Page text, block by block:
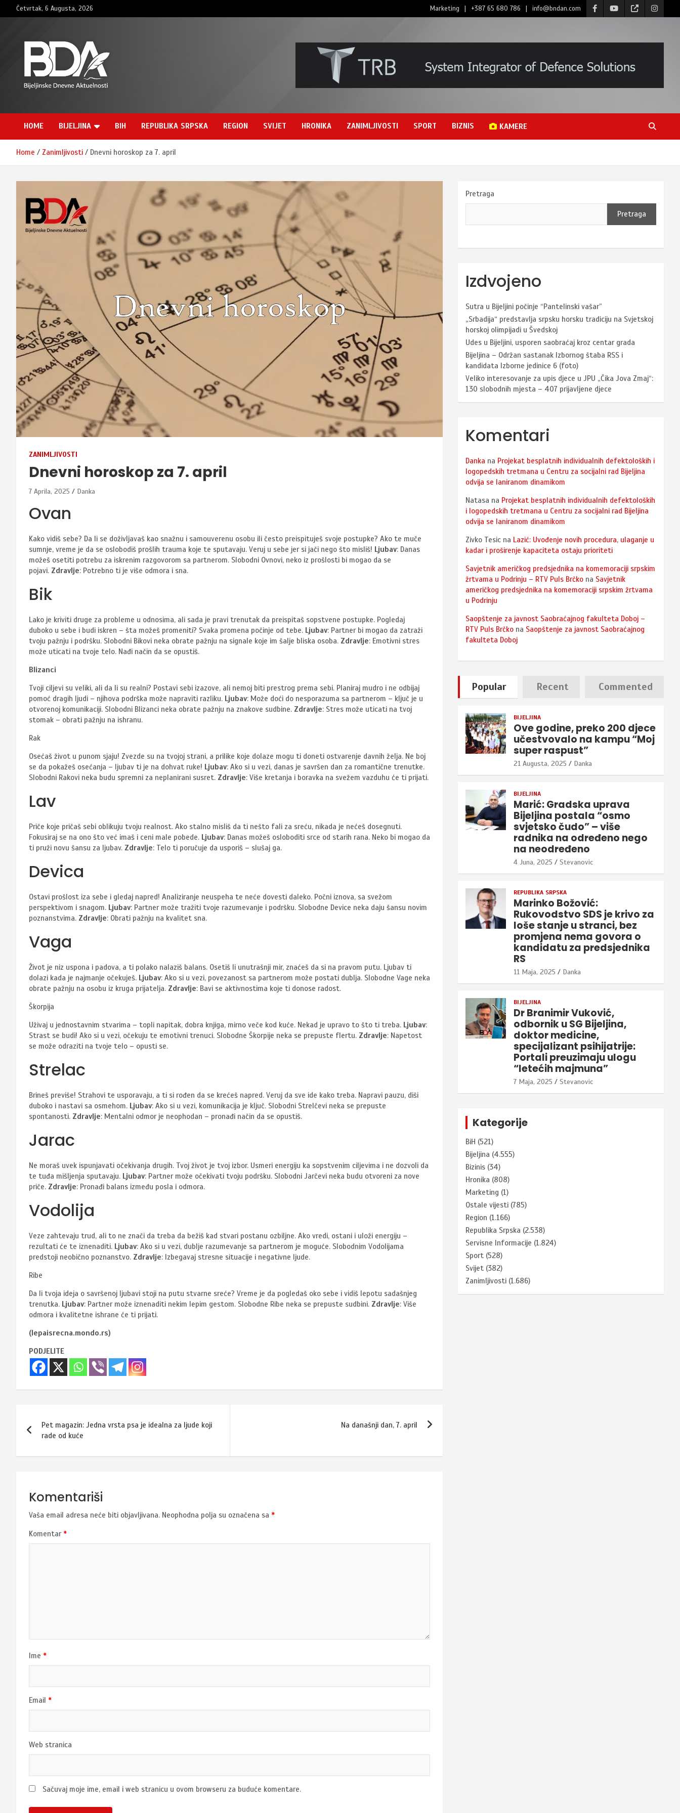
to
Četvrtak, 6 Augusta, 2026 Marketing +387 65 680 786 info@bndan.com
BNDAN.com
HOME BIJELJINA BIH REPUBLIKA SRPSKA REGION SVIJET HRONIKA ZANIMLJIVOSTI SPORT BIZNIS KAMERE
Home Zanimljivosti Dnevni horoskop za 7. april
ZANIMLJIVOSTI
Dnevni horoskop za 7. april
7 Aprila, 2025 Danka
Ovan
Kako vidiš sebe? Da li se doživljavaš kao snažnu i samouverenu osobu ili često preispituješ svoje postupke? Ako te muče
sumnje, vreme je da se oslobodiš prošlih trauma koje te sputavaju. Veruj u sebe jer si jači nego što misliš! Ljubav: Danas
možeš osetiti potrebu za iskrenim razgovorom sa partnerom. Slobodni Ovnovi, neko iz prošlosti bi mogao da se
pojavi. Zdravlje: Potrebno ti je više odmora i sna.
Bik
Lako je kriviti druge za probleme u odnosima, ali sada je pravi trenutak da preispitaš sopstvene postupke. Pogledaj
duboko u sebe i budi iskren – šta možeš promeniti? Svaka promena počinje od tebe. Ljubav: Partner bi mogao da zatraži
tvoju pažnju i podršku. Slobodni Bikovi neka obrate pažnju na signale koje im šalje bliska osoba. Zdravlje: Emotivni stres
može uticati na tvoje telo. Nađi način da se opustiš.
Blizanci
Tvoji ciljevi su veliki, ali da li su realni? Postavi sebi izazove, ali nemoj biti prestrog prema sebi. Planiraj mudro i ne odbijaj
pomoć dragih ljudi – njihova podrška može napraviti razliku. Ljubav: Može doći do nesporazuma sa partnerom – ključ je u
otvorenoj komunikaciji. Slobodni Blizanci neka obrate pažnju na znakove sudbine. Zdravlje: Stres može uticati na tvoj
stomak – obrati pažnju na ishranu.
Rak
Osećaš život u punom sjaju! Zvezde su na tvojoj strani, a prilike koje dolaze mogu ti doneti ostvarenje davnih želja. Ne boj
se da pokažeš osećanja – ljubav ti je na dohvat ruke! Ljubav: Ako si u vezi, danas je savršen dan za romantične trenutke.
Slobodni Rakovi neka budu spremni za neplanirani susret. Zdravlje: Više kretanja i boravka na svežem vazduhu će ti prijati.
Lav
Priče koje pričaš sebi oblikuju tvoju realnost. Ako stalno misliš da ti nešto fali za sreću, nikada je nećeš dosegnuti.
Fokusiraj se na ono što već imaš i ceni male pobede. Ljubav: Danas možeš osloboditi srce od starih rana. Neko bi mogao da
ti pruži novu šansu za ljubav. Zdravlje: Telo ti poručuje da usporiš – slušaj ga.
Devica
Ostavi prošlost iza sebe i gledaj napred! Analiziranje neuspeha te neće dovesti daleko. Počni iznova, sa svežom
perspektivom i snagom. Ljubav: Partner može tražiti tvoje razumevanje i podršku. Slobodne Device neka daju šansu novim
poznanstvima. Zdravlje: Obrati pažnju na kvalitet sna.
Vaga
Život je niz uspona i padova, a ti polako nalaziš balans. Osetiš li unutrašnji mir, znaćeš da si na pravom putu. Ljubav ti
dolazi kada je najmanje očekuješ. Ljubav: Ako si u vezi, povezanost sa partnerom može postati dublja. Slobodne Vage neka
obrate pažnju na osobu iz kruga prijatelja. Zdravlje: Bavi se aktivnostima koje ti donose radost.
Škorpija
Uživaj u jednostavnim stvarima – topli napitak, dobra knjiga, mirno veče kod kuće. Nekad je upravo to što ti treba. Ljubav:
Strast se budi! Ako si u vezi, očekuju te emotivni trenuci. Slobodne Škorpije neka se prepuste flertu. Zdravlje: Napetost
se može odraziti na tvoje telo – opusti se.
Strelac
Brineš previše! Strahovi te usporavaju, a ti si rođen da se krećeš napred. Veruj da sve ide kako treba. Napravi pauzu, diši
duboko i nastavi sa osmehom. Ljubav: Ako si u vezi, komunikacija je ključ. Slobodni Strelčevi neka se prepuste
spontanosti. Zdravlje: Mentalni odmor je neophodan – pronađi način da se opustiš.
Jarac
Ne moraš uvek ispunjavati očekivanja drugih. Tvoj život je tvoj izbor. Usmeri energiju ka sopstvenim ciljevima i ne dozvoli da
te tuđa mišljenja sputavaju. Ljubav: Partner može očekivati tvoju podršku. Slobodni Jarčevi neka budu otvoreni za nove
priče. Zdravlje: Pronađi balans između posla i odmora.
Vodolija
Veze zahtevaju trud, ali to ne znači da treba da bežiš kad stvari postanu ozbiljne. Ako vredi, ostani i uloži energiju –
rezultati će te iznenaditi. Ljubav: Ako si u vezi, dublje razumevanje sa partnerom je moguće. Slobodnim Vodolijama
predstoji neobično poznanstvo. Zdravlje: Izbegavaj stresne situacije i negativne ljude.
Ribe
Da li tvoja ideja o savršenoj ljubavi stoji na putu stvarne sreće? Vreme je da pogledaš oko sebe i vidiš lepotu sadašnjeg
trenutka. Ljubav: Partner može iznenaditi nekim lepim gestom. Slobodne Ribe neka se prepuste sudbini. Zdravlje: Više
odmora i kvalitetne ishrane će ti prijati.
(lepaisrecna.mondo.rs)
PODJELITE
članaka
Pet magazin: Jedna vrsta psa je idealna za ljude koji
rade od kuće
Na današnji dan, 7. april
Komentariši
Vaša email adresa neće biti objavljivana. Neophodna polja su označena sa *
Komentar *
Ime *
Email *
Web stranica
Sačuvaj moje ime, email i web stranicu u ovom browseru za buduće komentare.
Pretraga
Pretraga
Izdvojeno
Sutra u Bijeljini počinje “Pantelinski vašar”
„Srbadija“ predstavlja srpsku horsku tradiciju na Svjetskoj
horskoj olimpijadi u Švedskoj
Udes u Bijeljini, usporen saobraćaj kroz centar grada
Bijeljina – Održan sastanak Izbornog štaba RSS i
kandidata Izborne jedinice 6 (foto)
Veliko interesovanje za upis djece u JPU „Čika Jova Zmaj“:
130 slobodnih mjesta – 407 prijavljene djece
Komentari
Danka na Projekat besplatnih individualnih defektoloških i
logopedskih tretmana u Centru za socijalni rad Bijeljina
odvija se laniranom dinamikom
Natasa na Projekat besplatnih individualnih defektoloških
i logopedskih tretmana u Centru za socijalni rad Bijeljina
odvija se laniranom dinamikom
Zivko Tesic na Lazić: Uvođenje novih procedura, ulaganje u
kadar i proširenje kapaciteta ostaju prioriteti
Savjetnik američkog predsjednika na komemoraciji srpskim
žrtvama u Podrinju – RTV Puls Brčko na Savjetnik
američkog predsjednika na komemoraciji srpskim žrtvama
u Podrinju
Saopštenje za javnost Saobraćajnog fakulteta Doboj –
RTV Puls Brčko na Saopštenje za javnost Saobraćajnog
fakulteta Doboj
Popular Recent Commented
BIJELJINA
Ove godine, preko 200 djece
učestvovalo na kampu “Moj
super raspust”
21 Augusta, 2025 Danka
BIJELJINA
Marić: Gradska uprava
Bijeljina postala “osmo
svjetsko čudo” – više
radnika na određeno nego
na neodređeno
4 Juna, 2025 Stevanovic
REPUBLIKA SRPSKA
Marinko Božović:
Rukovodstvo SDS je krivo za
loše stanje u stranci, bez
promjena nema govora o
kandidatu za predsjednika
RS
11 Maja, 2025 Danka
BIJELJINA
Dr Branimir Vuković,
odbornik u SG Bijeljina,
doktor medicine,
specijalizant psihijatrije:
Portali preuzimaju ulogu
“letećih majmuna”
7 Maja, 2025 Stevanovic
Kategorije
BiH (521)
Bijeljina (4.555)
Bizinis (34)
Hronika (808)
Marketing (1)
Ostale vijesti (785)
Region (1.166)
Republika Srpska (2.538)
Servisne Informacije (1.824)
Sport (528)
Svijet (382)
Zanimljivosti (1.686)